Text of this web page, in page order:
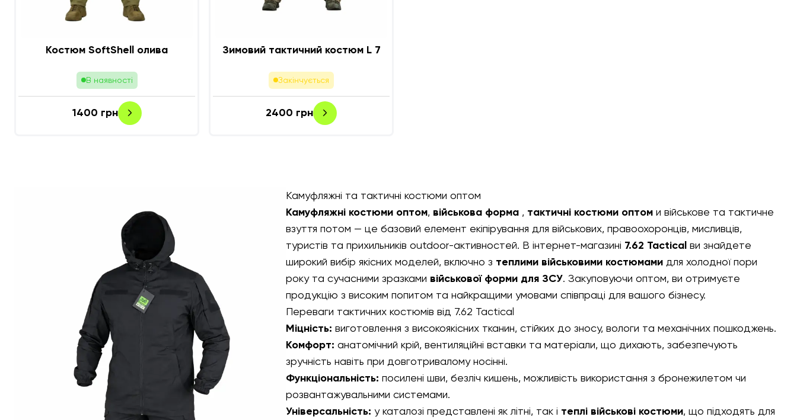
Костюм SoftShell олива
В наявності
1400 грн
Зимовий тактичний костюм L 7
Закінчується
2400 грн
Камуфляжні та тактичні костюми оптом
Камуфляжні костюми оптом, військова форма , тактичні костюми оптом и військове та тактичне
взуття потом — це базовий елемент екіпірування для військових, правоохоронців, мисливців,
туристів та прихильників outdoor-активностей. В інтернет-магазині 7.62 Tactical ви знайдете
широкий вибір якісних моделей, включно з теплими військовими костюмами для холодної пори
року та сучасними зразками військової форми для ЗСУ. Закуповуючи оптом, ви отримуєте
продукцію з високим попитом та найкращими умовами співпраці для вашого бізнесу.
Переваги тактичних костюмів від 7.62 Tactical
Міцність: виготовлення з високоякісних тканин, стійких до зносу, вологи та механічних пошкоджень.
Комфорт: анатомічний крій, вентиляційні вставки та матеріали, що дихають, забезпечують
зручність навіть при довготривалому носінні.
Функціональність: посилені шви, безліч кишень, можливість використання з бронежилетом чи
розвантажувальними системами.
Універсальність: у каталозі представлені як літні, так і теплі військові костюми, що підходять для